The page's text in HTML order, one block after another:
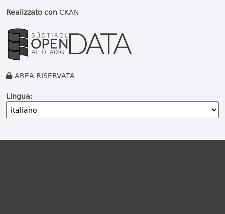
Realizzato conCKAN
AREA RISERVATA
Lingua